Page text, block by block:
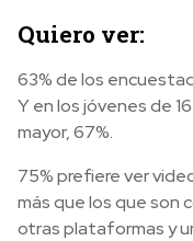
Quiero ver:
63% de los
Y en los jóvenes de
mayor, 67%.
75% prefiere ver
más que los que son
otras plataformas y